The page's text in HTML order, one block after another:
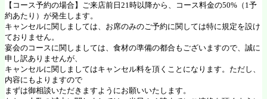
【コース予約の場合】ご来店前日21時以降から、コース料金の50%（1予
約あたり）が発生します。
キャンセルに関しましては、お席のみのご予約に関しては特に規定を設け
ておりません。
宴会のコースに関しましては、食材の準備の都合もございますので、誠に
申し訳ありませんが、
キャンセルに関しましてはキャンセル料を頂くことになります。ただし、
内容にもよりますので
まずは御相談いただきますようにお願いいたします。